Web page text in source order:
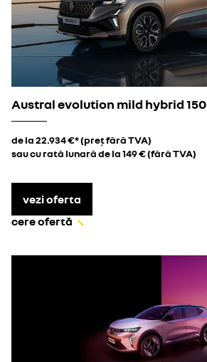
Austral evolution mild hybrid 150
de la 22.934 €* (preț fără TVA)
sau cu rată lunară de la 149 € (fără TVA)
vezi oferta
cere ofertă